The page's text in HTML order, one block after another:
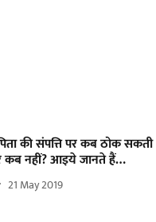
की संपत्ति पर कब ठोक सकती
कब नहीं? आइये जानते हैं…
21 May 2019